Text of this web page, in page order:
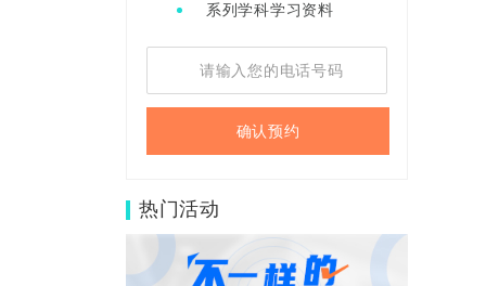
系列学科学习资料
确认预约
热门活动